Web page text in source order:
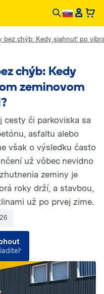
bez chýb: Kedy siahnuť po
chýb: Kedy
zeminovom
cesty či parkoviska sa
asfaltu alebo
však o výsledku často
už vôbec nevidno
zeminy je
roky drží, a stavbou,
už po prvej zime.